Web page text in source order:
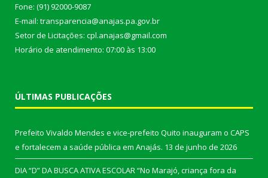
Fone: (91) 92000-9087
E-mail: transparencia@anajas.pa.gov.br
Setor de Licitações: cpl.anajas@gmail.com
Horário de atendimento: 07:00 às 13:00
ÚLTIMAS PUBLICAÇÕES
Prefeito Vivaldo Mendes e vice-prefeito Quito inauguram o CAPS
e fortalecem a saúde pública em Anajás. 13 de junho de 2026
DIA “D” DA BUSCA ATIVA ESCOLAR “No Marajó, criança fora da